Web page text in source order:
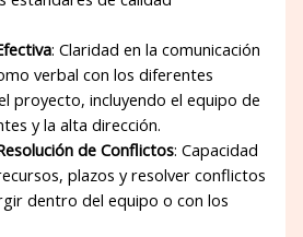
: Claridad en la comunicación
verbal con los diferentes
proyecto, incluyendo el equipo de
y la alta dirección.
de Conflictos: Capacidad
plazos y resolver conflictos
dentro del equipo o con los